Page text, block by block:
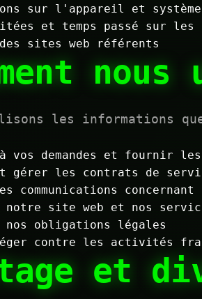
sur l'appareil et
et temps passé sur les
sites web référents
les informations
à vos demandes et fournir les
gérer les contrats de
communications
notre site web et nos
nos obligations légales
contre les activités
et